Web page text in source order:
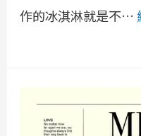
作的冰淇淋就是不…